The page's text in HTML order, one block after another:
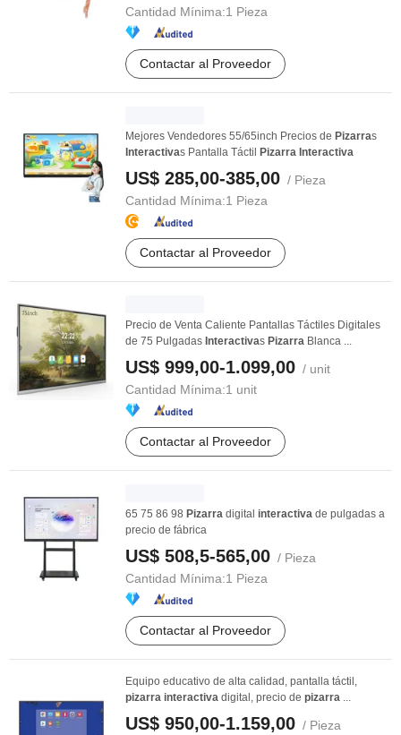
Cantidad Mínima:1 Pieza
Contactar al Proveedor
Mejores Vendedores 55/65inch Precios de Pizarras
Interactivas Pantalla Táctil Pizarra Interactiva
US$ 285,00-385,00 / Pieza
Cantidad Mínima:1 Pieza
Contactar al Proveedor
Precio de Venta Caliente Pantallas Táctiles Digitales
de 75 Pulgadas Interactivas Pizarra Blanca ...
US$ 999,00-1.099,00 / unit
Cantidad Mínima:1 unit
Contactar al Proveedor
65 75 86 98 Pizarra digital interactiva de pulgadas a
precio de fábrica
US$ 508,5-565,00 / Pieza
Cantidad Mínima:1 Pieza
Contactar al Proveedor
Equipo educativo de alta calidad, pantalla táctil,
pizarra interactiva digital, precio de pizarra ...
US$ 950,00-1.159,00 / Pieza